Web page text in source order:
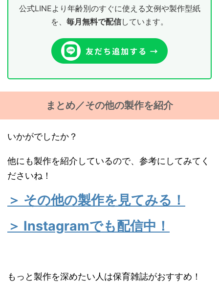
公式LINEより年齢別のすぐに使える文例や製作型紙
を、 毎月無料で配信しています。
まとめ／その他の製作を紹介
いかがでしたか？
他にも製作を紹介しているので、参考にしてみてく
ださいね！
＞ その他の製作を見てみる！
＞ Instagramでも配信中！
もっと製作を深めたい人は保育雑誌がおすすめ！